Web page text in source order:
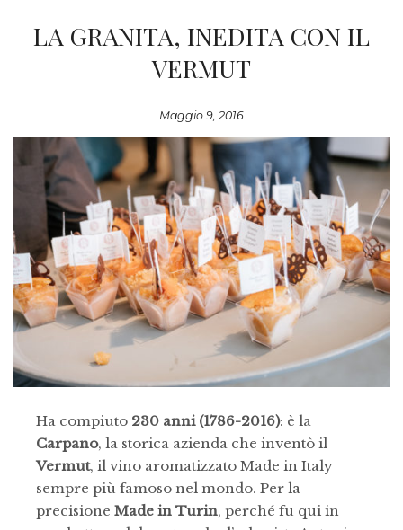
LA GRANITA, INEDITA CON IL
VERMUT
Maggio 9, 2016
Ha compiuto 230 anni (1786-2016): è la
Carpano, la storica azienda che inventò il
Vermut, il vino aromatizzato Made in Italy
sempre più famoso nel mondo. Per la
precisione Made in Turin, perché fu qui in